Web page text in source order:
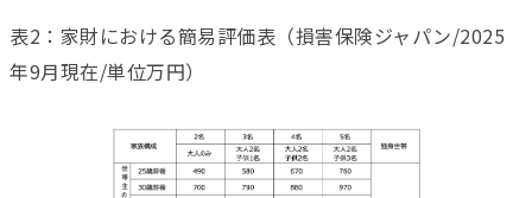
表2：家財における簡易評価表（損害保険ジャパン/2025
年9月現在/単位万円）